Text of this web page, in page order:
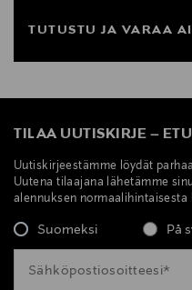
TUTUSTU JA VARAA
TILAA UUTISKIRJE –
Uutiskirjeestämme löydät
Uutena tilaajana lähetämme
alennuksen normaalihintaisesta
Suomeksi På